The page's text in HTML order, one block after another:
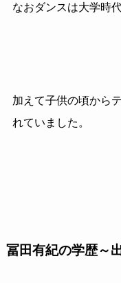
なおダンスは大学時
加えて子供の頃から
れていました。
冨田有紀の学歴～